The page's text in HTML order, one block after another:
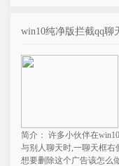
win10纯净版拦截qq聊
简介： 许多小伙伴在
与别人聊天时,一聊天框
想要删除这个广告该怎么